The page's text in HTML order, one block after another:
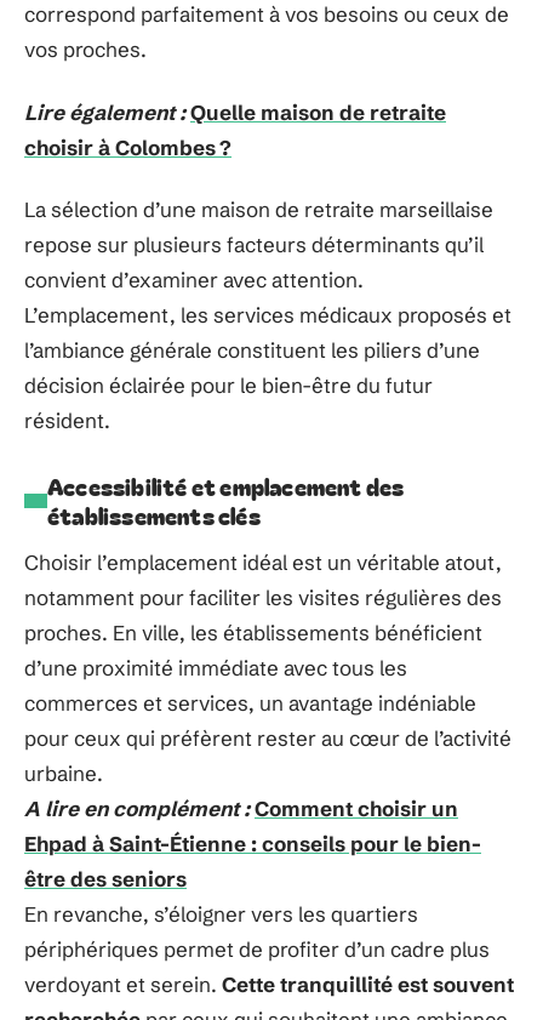
correspond parfaitement à vos besoins ou ceux de
vos proches.
Lire également :Quelle maison de retraite
choisir à Colombes ?
La sélection d’une maison de retraite marseillaise
repose sur plusieurs facteurs déterminants qu’il
convient d’examiner avec attention.
L’emplacement, les services médicaux proposés et
l’ambiance générale constituent les piliers d’une
décision éclairée pour le bien-être du futur
résident.
Accessibilité et emplacement des
établissements clés
Choisir l’emplacement idéal est un véritable atout,
notamment pour faciliter les visites régulières des
proches. En ville, les établissements bénéficient
d’une proximité immédiate avec tous les
commerces et services, un avantage indéniable
pour ceux qui préfèrent rester au cœur de l’activité
urbaine.
A lire en complément :Comment choisir un
Ehpad à Saint-Étienne : conseils pour le bien-
être des seniors
En revanche, s’éloigner vers les quartiers
périphériques permet de profiter d’un cadre plus
verdoyant et serein. Cette tranquillité est souvent